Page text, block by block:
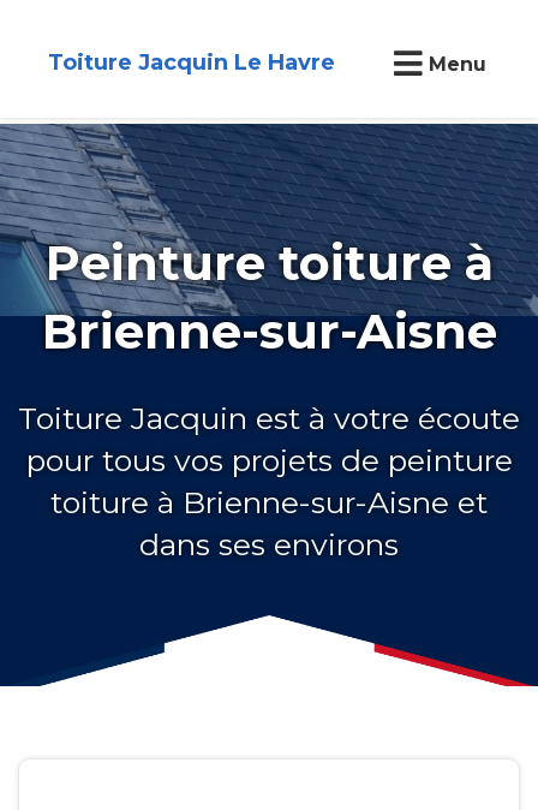
Toiture Jacquin Le Havre Menu
Peinture toiture à
Brienne-sur-Aisne
Toiture Jacquin est à votre écoute
pour tous vos projets de peinture
toiture à Brienne-sur-Aisne et
dans ses environs